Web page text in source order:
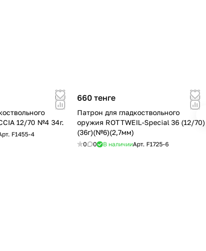
12/70 №4 34г.
F1455-4
660 тенге
Патрон для гладкоствольного
оружия ROTTWEIL-Special 36 (12/70)
(36г)(№6)(2,7мм)
0 0 В наличииАрт. F1725-6